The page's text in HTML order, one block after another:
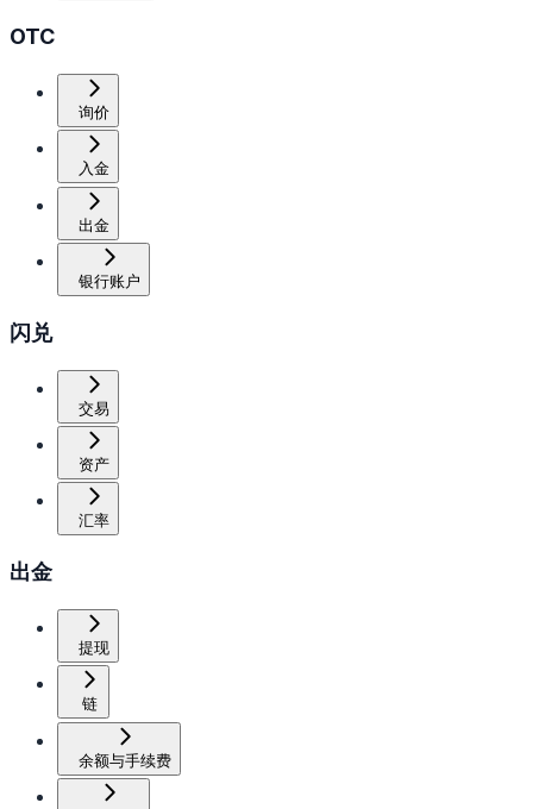
OTC
询价
入金
出金
银行账户
闪兑
交易
资产
汇率
出金
提现
链
余额与手续费